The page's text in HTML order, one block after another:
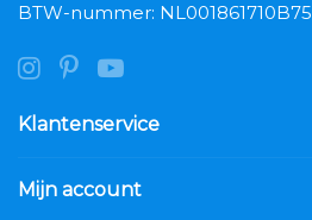
BTW-nummer: NL001861710B75
Klantenservice
Mijn account